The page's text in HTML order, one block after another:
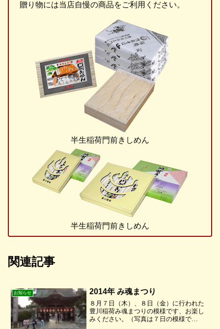
贈り物には当店自慢の商品をご利用ください。
半生稲荷門前きしめん
半生稲荷門前きしめん
関連記事
お知らせ 2014年 み魂まつり
８月７日（木）、８日（金）に行われた
豊川稲荷み魂まつりの模様です、お楽し
みください。（写真は７日の模様で